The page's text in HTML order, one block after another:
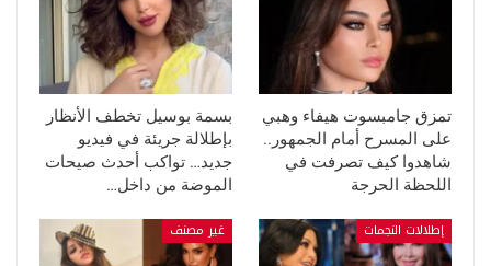
تمزق جامبسوت هيفاء وهبي
على المسرح أمام الجمهور..
شاهدوا كيف تصرفت في
اللحظة الحرجة
بسمة بوسيل تخطف الأنظار
بإطلالة جريئة في فيديو
جديد… تواكب أحدث صيحات
الموضة من داخل…
إطلالات النجمات غير مصنف